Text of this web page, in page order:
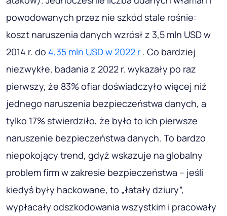
powodowanych przez nie szkód stale rośnie:
koszt naruszenia danych wzrósł z 3,5 mln USD w
2014 r. do 4,35 mln USD w 2022 r . Co bardziej
niezwykłe, badania z 2022 r. wykazały po raz
pierwszy, że 83% ofiar doświadczyło więcej niż
jednego naruszenia bezpieczeństwa danych, a
tylko 17% stwierdziło, że było to ich pierwsze
naruszenie bezpieczeństwa danych. To bardzo
niepokojący trend, gdyż wskazuje na globalny
problem firm w zakresie bezpieczeństwa – jeśli
kiedyś były hackowane, to „łatały dziury”,
wypłacały odszkodowania wszystkim i pracowały